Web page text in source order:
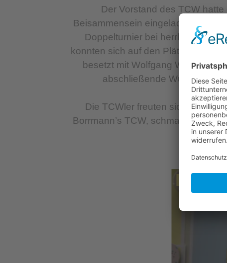
Der Vorstand des TCW
Beisammensein eingeladen.
Doppelturnier bei herrlichem
konnten sich auf den Plätzen 1 bis
besetzt mit Wolfgang
abschließende
Die TCWler freuten sich im
Borrmann’s TCW, schmackhafte
Verein
Spielpaarungen der